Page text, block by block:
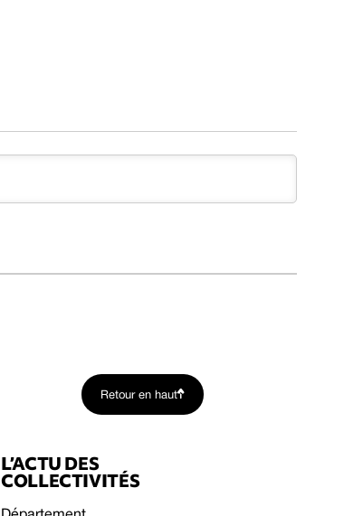
Retour en haut
L’ACTU DES
COLLECTIVITÉS